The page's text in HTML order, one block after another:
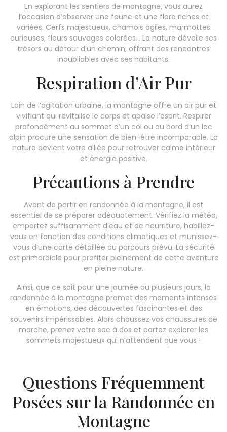
En explorant les sentiers de montagne, vous aurez
l’occasion d’observer une faune et une flore riches et
variées. Cerfs majestueux, chamois agiles, marmottes
curieuses, fleurs sauvages colorées… La nature dévoile ses
trésors au détour d’un chemin, offrant des rencontres
inoubliables avec ses habitants.
Respiration d’Air Pur
Loin de l’agitation urbaine, la montagne offre un air pur et
vivifiant qui revitalise le corps et apaise l’esprit. Respirer
profondément au sommet d’un col ou au bord d’un lac
alpin procure une sensation de bien-être incomparable. La
nature devient votre alliée pour retrouver calme intérieur
et énergie positive.
Précautions à Prendre
Avant de partir en randonnée à la montagne, il est
essentiel de se préparer adéquatement. Vérifiez la météo,
emportez suffisamment d’eau et de nourriture, habillez-
vous en fonction des conditions climatiques et munissez-
vous d’une carte détaillée du parcours prévu. La sécurité
est primordiale pour profiter pleinement de cette aventure
en pleine nature.
Ainsi, que ce soit pour une journée ou plusieurs jours, la
randonnée à la montagne promet des moments intenses
en émotions, des découvertes fascinantes et des
souvenirs impérissables. Alors chaussez vos chaussures de
marche, prenez votre sac à dos et partez explorer les
sommets majestueux qui n’attendent que vous !
Questions Fréquemment
Posées sur la Randonnée en
Montagne